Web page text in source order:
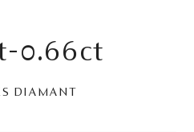
0.66ct
DIAMANT